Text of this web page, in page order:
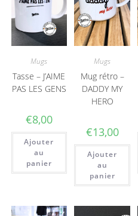
Mugs
Tasse – J’AIME
PAS LES GENS
€8,00
Ajouter
au
panier
Mugs
Mug rétro –
DADDY MY
HERO
€13,00
Ajouter
au
panier